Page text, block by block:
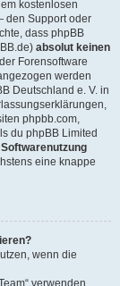
kostenlosen
den Support oder
dass phpBB
absolut keinen
Forensoftware
werden
Deutschland e. V. in
phpbb.com,
du phpBB Limited
Softwarenutzung
eine knappe
wenn die
verwenden.